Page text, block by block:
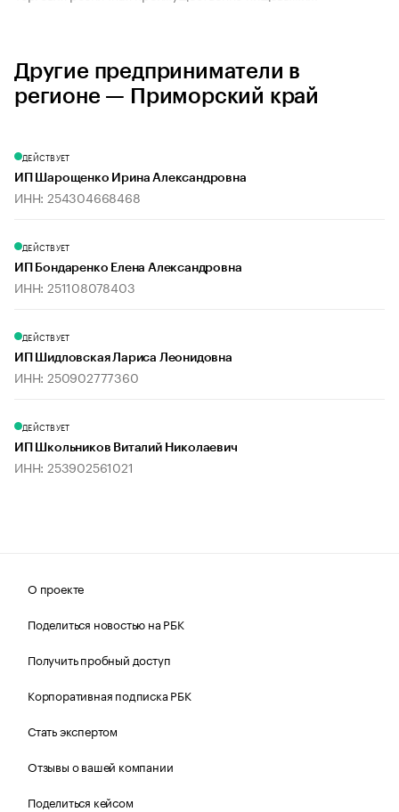
Другие предприниматели в
регионе — Приморский край
ДЕЙСТВУЕТ
ИП Шарощенко Ирина Александровна
ИНН: 254304668468
ДЕЙСТВУЕТ
ИП Бондаренко Елена Александровна
ИНН: 251108078403
ДЕЙСТВУЕТ
ИП Шидловская Лариса Леонидовна
ИНН: 250902777360
ДЕЙСТВУЕТ
ИП Школьников Виталий Николаевич
ИНН: 253902561021
О проекте
Поделиться новостью на РБК
Получить пробный доступ
Корпоративная подписка РБК
Стать экспертом
Отзывы о вашей компании
Поделиться кейсом